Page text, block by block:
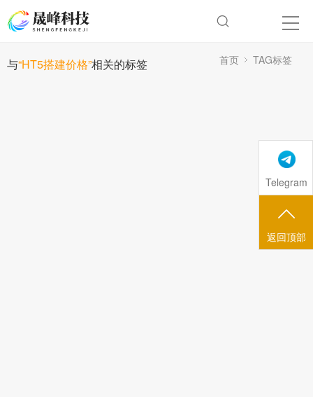
与“HT5搭建价格”相关的标签 首页 TAG标签
Telegram
返回顶部